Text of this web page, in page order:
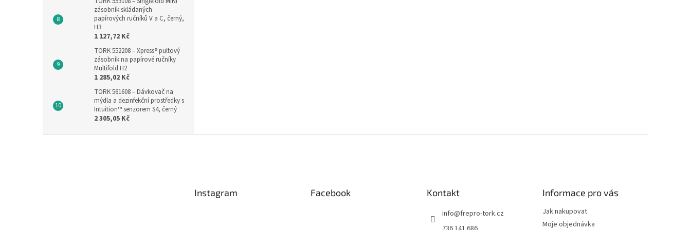
zásobník skládaných
papírových ručníků V a C, černý,
H3
1 127,72 Kč
TORK 552208 – Xpress® pultový
zásobník na papírové ručníky
Multifold H2
1 285,02 Kč
TORK 561608 – Dávkovač na
mýdla a dezinfekční prostředky s
Intuition™ senzorem S4, černý
2 305,05 Kč
Instagram Facebook Kontakt
info@frepro-tork.cz
Informace pro vás
Jak nakupovat
Moje objednávka